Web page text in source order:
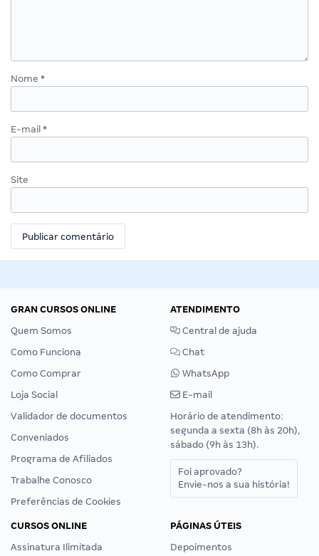
Nome *
E-mail *
Site
GRAN CURSOS ONLINE
Quem Somos
Como Funciona
Como Comprar
Loja Social
Validador de documentos
Conveniados
Programa de Afiliados
Trabalhe Conosco
Preferências de Cookies
ATENDIMENTO
Central de ajuda
Chat
WhatsApp
E-mail
Horário de atendimento:
segunda a sexta (8h às 20h),
sábado (9h às 13h).
Foi aprovado?
Envie-nos a sua história!
CURSOS ONLINE
Assinatura Ilimitada
PÁGINAS ÚTEIS
Depoimentos